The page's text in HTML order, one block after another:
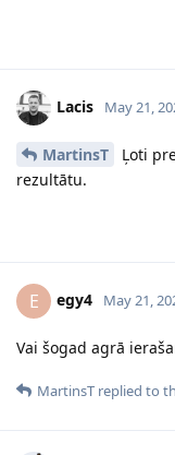
Lacis May 21,
MartinsT
Ļoti
rezultātu.
E egy4 May 21,
Vai šogad agrā
MartinsT replied to